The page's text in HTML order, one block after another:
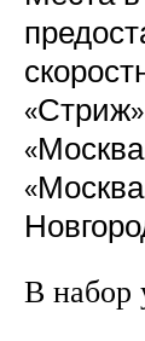
В набор